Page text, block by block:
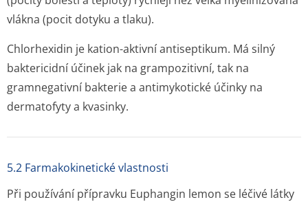
vlákna (pocit dotyku a tlaku).
Chlorhexidin je kation-aktivní antiseptikum. Má silný
baktericidní účinek jak na grampozitivní, tak na
gramnegativní bakterie a antimykotické účinky na
dermatofyty a kvasinky.
5.2 Farmakokinetické vlastnosti
Při používání přípravku Euphangin lemon se léčivé látky